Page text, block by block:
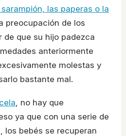
las paperas o la
preocupación de los
de que su hijo padezca
anteriormente
molestas y
bastante mal.
, no hay que
ya que con una serie de
los bebés se recuperan